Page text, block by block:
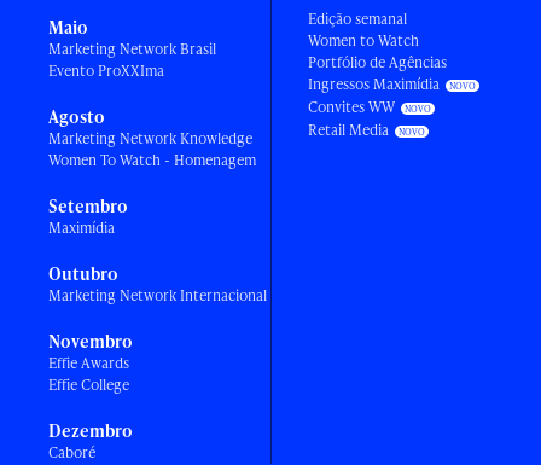
Maio
Marketing Network Brasil
Evento ProXXIma
Agosto
Marketing Network Knowledge
Women To Watch - Homenagem
Setembro
Maximídia
Outubro
Marketing Network Internacional
Novembro
Effie Awards
Effie College
Dezembro
Caboré
Edição semanal
Women to Watch
Portfólio de Agências
Ingressos Maximídia
Convites WW
Retail Media